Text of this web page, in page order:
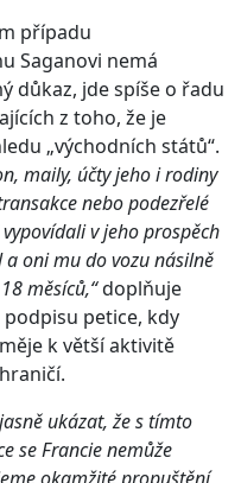
případu
Saganovi nemá
důkaz, jde spíše o řadu
z toho, že je
„východních států“.
maily, účty jeho i rodiny
nebo podezřelé
v jeho prospěch
oni mu do vozu násilně
měsíců,“doplňuje
podpisu petice, kdy
k větší aktivitě
ukázat, že s tímto
se Francie nemůže